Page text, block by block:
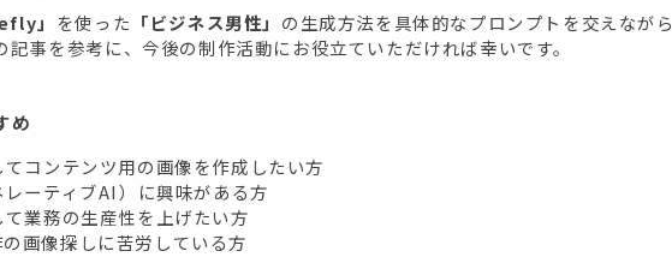
」 を使った 「ビジネス男性」 の生成方法を具体的なプロンプトを交えながら
事を参考に、今後の制作活動にお役立ていただければ幸いです。
め
コンテンツ用の画像を作成したい方
ーティブAI）に興味がある方
業務の生産性を上げたい方
画像探しに苦労している方